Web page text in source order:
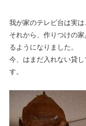
我が家のテレビ台は実
それから、作りつけの
るようになりました。
今、はまだ入れない貸
す。